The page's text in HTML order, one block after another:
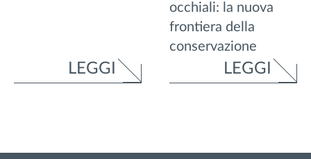
LEGGI
occhiali: la nuova
frontiera della
conservazione
LEGGI